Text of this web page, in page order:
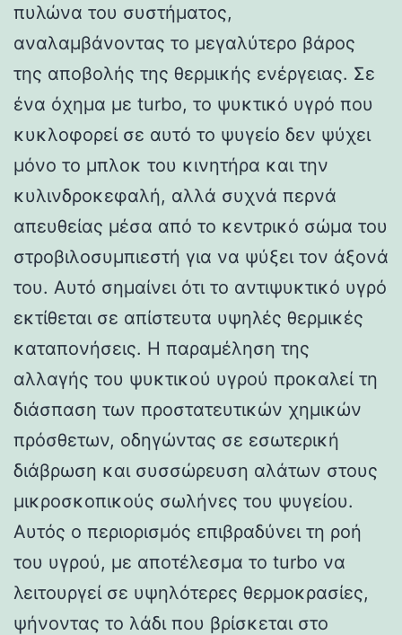
πυλώνα του συστήματος,
αναλαμβάνοντας το μεγαλύτερο βάρος
της αποβολής της θερμικής ενέργειας. Σε
ένα όχημα με turbo, το ψυκτικό υγρό που
κυκλοφορεί σε αυτό το ψυγείο δεν ψύχει
μόνο το μπλοκ του κινητήρα και την
κυλινδροκεφαλή, αλλά συχνά περνά
απευθείας μέσα από το κεντρικό σώμα του
στροβιλοσυμπιεστή για να ψύξει τον άξονά
του. Αυτό σημαίνει ότι το αντιψυκτικό υγρό
εκτίθεται σε απίστευτα υψηλές θερμικές
καταπονήσεις. Η παραμέληση της
αλλαγής του ψυκτικού υγρού προκαλεί τη
διάσπαση των προστατευτικών χημικών
πρόσθετων, οδηγώντας σε εσωτερική
διάβρωση και συσσώρευση αλάτων στους
μικροσκοπικούς σωλήνες του ψυγείου.
Αυτός ο περιορισμός επιβραδύνει τη ροή
του υγρού, με αποτέλεσμα το turbo να
λειτουργεί σε υψηλότερες θερμοκρασίες,
ψήνοντας το λάδι που βρίσκεται στο